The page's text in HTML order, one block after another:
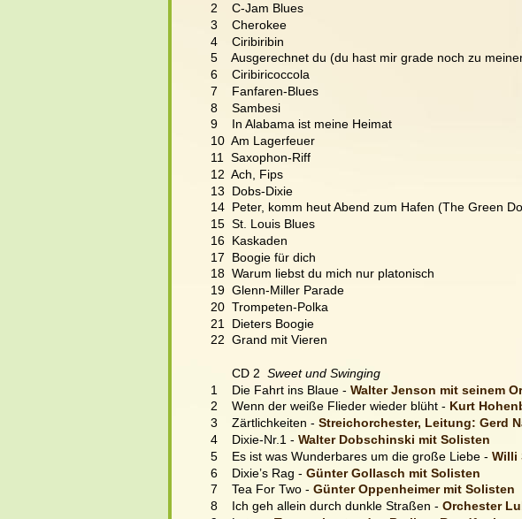
2    C-Jam Blues
3    Cherokee
4    Ciribiribin
5    Ausgerechnet du (du hast mir grade noch zu
6    Ciribiricoccola
7    Fanfaren-Blues
8    Sambesi
9    In Alabama ist meine Heimat
10  Am Lagerfeuer
11  Saxophon-Riff
12  Ach, Fips
13  Dobs-Dixie
14  Peter, komm heut Abend zum Hafen (The Green
15  St. Louis Blues
16  Kaskaden
17  Boogie für dich
18  Warum liebst du mich nur platonisch
19  Glenn-Miller Parade
20  Trompeten-Polka
21  Dieters Boogie
22  Grand mit Vieren
      CD 2
Sweet und Swinging
1    Die Fahrt ins Blaue - Walter Jenson mit seinem
2    Wenn der weiße Flieder wieder blüht - Kurt
3    Zärtlichkeiten - Streichorchester, Leitung: Gerd
4    Dixie-Nr.1 - Walter Dobschinski mit Solisten
5    Es ist was Wunderbares um die große Liebe - Willi
6    Dixie’s Rag - Günter Gollasch mit Solisten
7    Tea For Two - Günter Oppenheimer mit Solisten
8    Ich geh allein durch dunkle Straßen - Orchester